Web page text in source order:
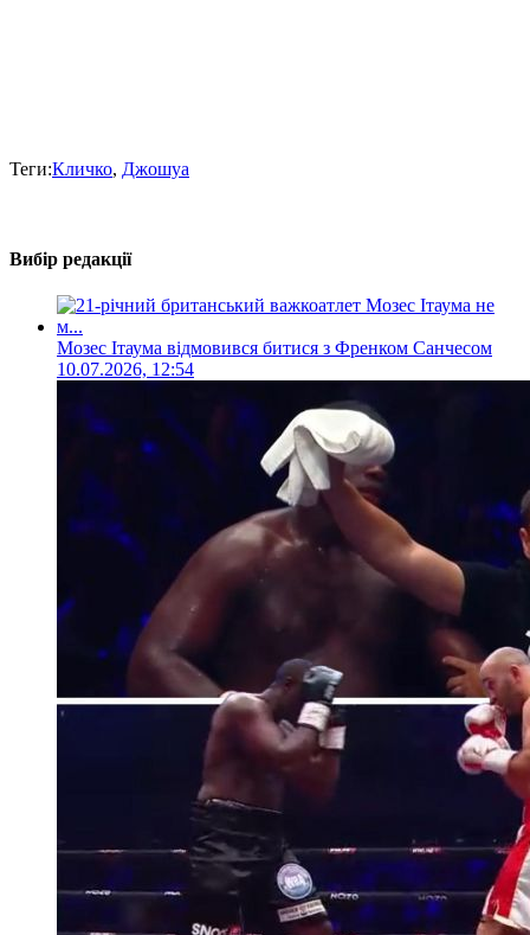
Теги:Кличко, Джошуа
Вибір редакції
Мозес Ітаума відмовився битися з Френком Санчесом
10.07.2026, 12:54